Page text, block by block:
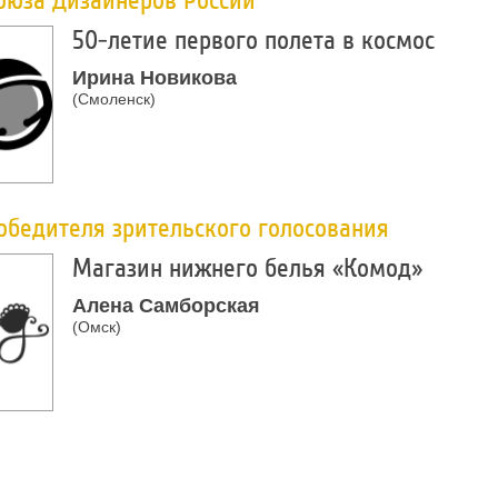
50-летие первого полета в космос
Ирина Новикова
(Смоленск)
зрительского голосования
Магазин нижнего белья «Комод»
Алена Самборская
(Омск)